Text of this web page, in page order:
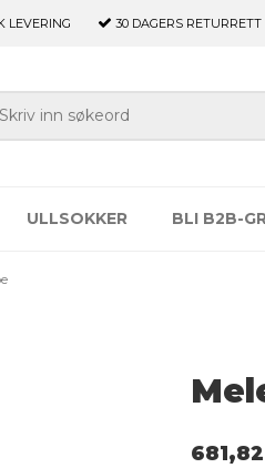
LEVERING 30 DAGERS
ULLSOKKER BLI B2B-